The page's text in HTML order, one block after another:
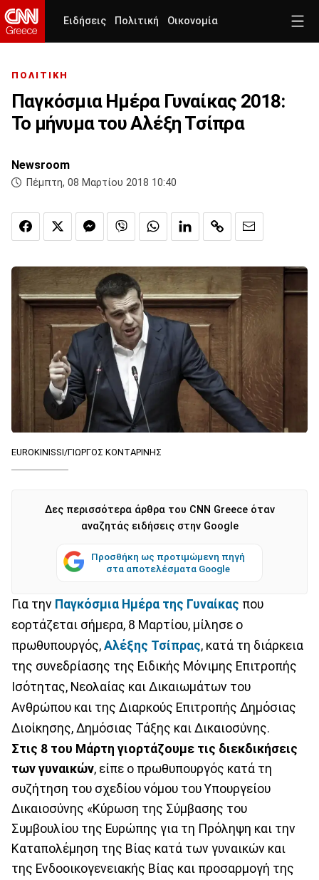
Ειδήσεις Πολιτική Οικονομία
ΠΟΛΙΤΙΚΗ
Παγκόσμια Ημέρα Γυναίκας 2018:
Το μήνυμα του Αλέξη Τσίπρα
Newsroom
Πέμπτη, 08 Μαρτίου 2018 10:40
EUROKINISSI/ΓΙΩΡΓΟΣ ΚΟΝΤΑΡΙΝΗΣ
Δες περισσότερα άρθρα του CNN Greece όταν
αναζητάς ειδήσεις στην Google
Προσθήκη ως προτιμώμενη πηγή
στα αποτελέσματα Google
Για την Παγκόσμια Ημέρα της Γυναίκας που
εορτάζεται σήμερα, 8 Μαρτίου, μίλησε ο
πρωθυπουργός, Αλέξης Τσίπρας, κατά τη διάρκεια
της συνεδρίασης της Ειδικής Μόνιμης Επιτροπής
Ισότητας, Νεολαίας και Δικαιωμάτων του
Ανθρώπου και της Διαρκούς Επιτροπής Δημόσιας
Διοίκησης, Δημόσιας Τάξης και Δικαιοσύνης.
Στις 8 του Μάρτη γιορτάζουμε τις διεκδικήσεις
των γυναικών, είπε ο πρωθυπουργός κατά τη
συζήτηση του σχεδίου νόμου του Υπουργείου
Δικαιοσύνης «Κύρωση της Σύμβασης του
Συμβουλίου της Ευρώπης για τη Πρόληψη και την
Καταπολέμηση της Βίας κατά των γυναικών και
της Ενδοοικογενειακής Βίας και προσαρμογή της